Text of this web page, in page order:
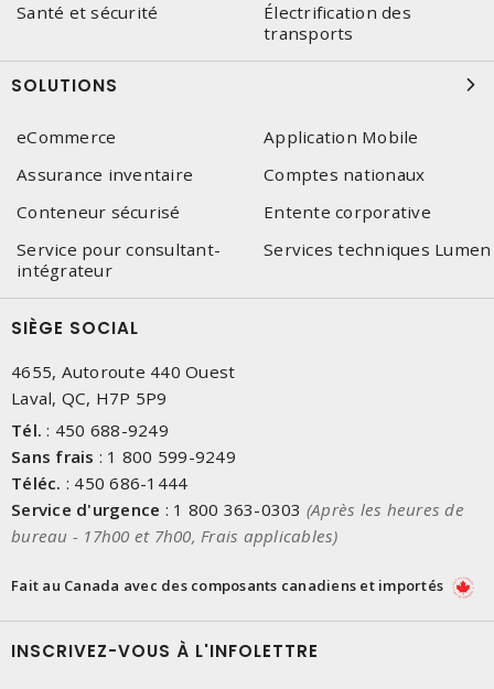
Santé et sécurité
Électrification des
transports
SOLUTIONS
eCommerce
Application Mobile
Assurance inventaire
Comptes nationaux
Conteneur sécurisé
Entente corporative
Service pour consultant-
intégrateur
Services techniques Lumen
SIÈGE SOCIAL
4655, Autoroute 440 Ouest
Laval, QC, H7P 5P9
Tél. : 450 688-9249
Sans frais : 1 800 599-9249
Téléc. : 450 686-1444
Service d'urgence : 1 800 363-0303 (Après les heures de
bureau - 17h00 et 7h00, Frais applicables)
Fait au Canada avec des composants canadiens et importés
INSCRIVEZ-VOUS À L'INFOLETTRE